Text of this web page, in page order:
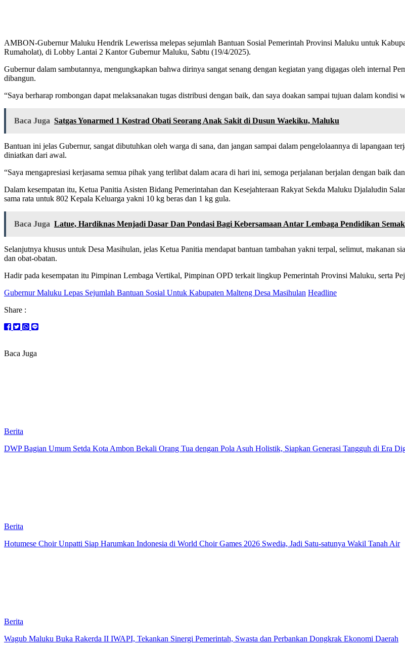
AMBON-Gubernur Maluku Hendrik Lewerissa melepas sejumlah Bantuan Sosial Pemerintah Provinsi Maluku untuk
Rumaholat), di Lobby Lantai 2 Kantor Gubernur Maluku, Sabtu (19/4/2025).
Gubernur dalam sambutannya, mengungkapkan bahwa dirinya sangat senang dengan kegiatan yang digagas oleh internal
dibangun.
“Saya berharap rombongan dapat melaksanakan tugas distribusi dengan baik, dan saya doakan sampai tujuan dalam kondisi
Baca Juga Satgas Yonarmed 1 Kostrad Obati Seorang Anak Sakit di Dusun Waekiku, Maluku
Bantuan ini jelas Gubernur, sangat dibutuhkan oleh warga di sana, dan jangan sampai dalam pengelolaannya di lapangaan
diniatkan dari awal.
“Saya mengapresiasi kerjasama semua pihak yang terlibat dalam acara di hari ini, semoga perjalanan berjalan dengan baik
Dalam kesempatan itu, Ketua Panitia Asisten Bidang Pemerintahan dan Kesejahteraan Rakyat Sekda Maluku Djalaludin
sama rata untuk 802 Kepala Keluarga yakni 10 kg beras dan 1 kg gula.
Baca Juga Latue, Hardiknas Menjadi Dasar Dan Pondasi Bagi Kebersamaan Antar Lembaga Pendidikan
Selanjutnya khusus untuk Desa Masihulan, jelas Ketua Panitia mendapat bantuan tambahan yakni terpal, selimut, makanan
dan obat-obatan.
Hadir pada kesempatan itu Pimpinan Lembaga Vertikal, Pimpinan OPD terkait lingkup Pemerintah Provinsi Maluku, serta
Gubernur Maluku Lepas Sejumlah Bantuan Sosial Untuk Kabupaten Malteng Desa Masihulan Headline
Share :
Baca Juga
Berita
DWP Bagian Umum Setda Kota Ambon Bekali Orang Tua dengan Pola Asuh Holistik, Siapkan Generasi Tangguh di Era
Berita
Hotumese Choir Unpatti Siap Harumkan Indonesia di World Choir Games 2026 Swedia, Jadi Satu-satunya Wakil Tanah Air
Berita
Wagub Maluku Buka Rakerda II IWAPI, Tekankan Sinergi Pemerintah, Swasta dan Perbankan Dongkrak Ekonomi Daerah